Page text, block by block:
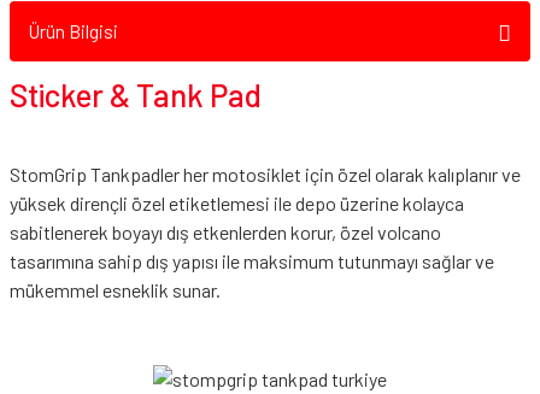
Ürün Bilgisi
Sticker & Tank Pad
StomGrip Tankpadler her motosiklet için özel olarak kalıplanır ve
yüksek dirençli özel etiketlemesi ile depo üzerine kolayca
sabitlenerek boyayı dış etkenlerden korur, özel volcano
tasarımına sahip dış yapısı ile maksimum tutunmayı sağlar ve
mükemmel esneklik sunar.